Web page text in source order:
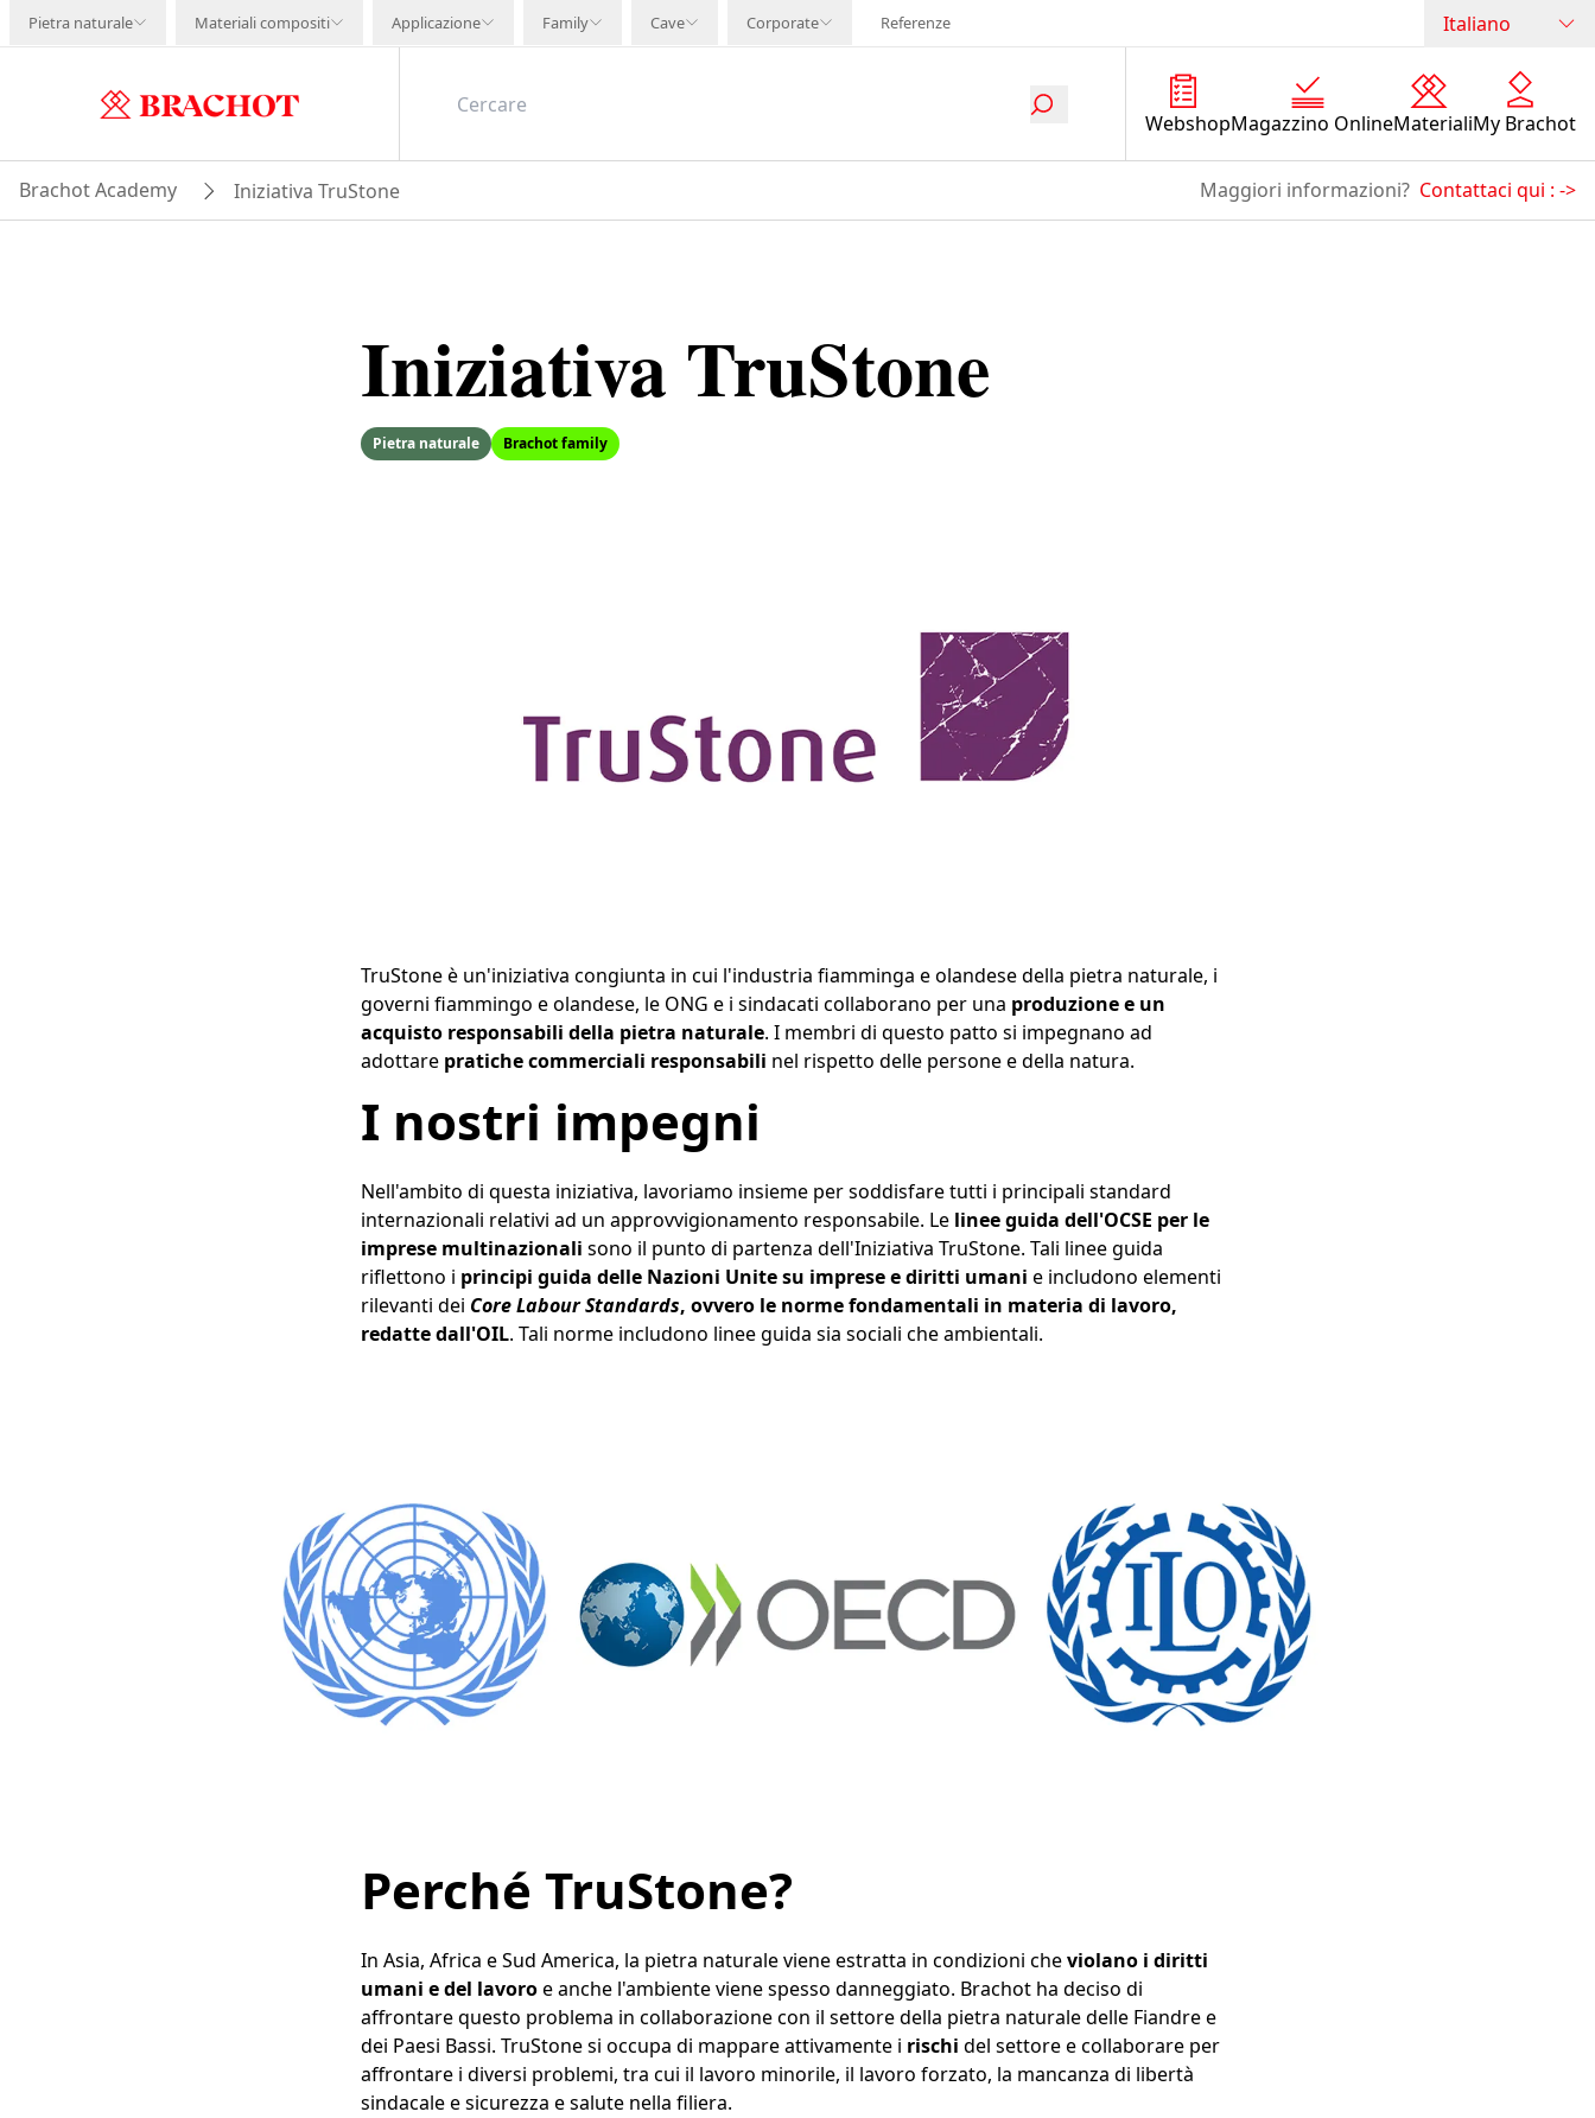
Pietra naturale Materiali compositi Applicazione Family Cave Corporate Referenze Italiano
WebshopMagazzino OnlineMaterialiMy Brachot
Brachot Academy Iniziativa TruStone Maggiori informazioni? Contattaci qui : ->
Iniziativa TruStone
Pietra naturale Brachot family
TruStone è un'iniziativa congiunta in cui l'industria fiamminga e olandese della pietra naturale, i
governi fiammingo e olandese, le ONG e i sindacati collaborano per una produzione e un
acquisto responsabili della pietra naturale. I membri di questo patto si impegnano ad
adottare pratiche commerciali responsabili nel rispetto delle persone e della natura.
I nostri impegni
Nell'ambito di questa iniziativa, lavoriamo insieme per soddisfare tutti i principali standard
internazionali relativi ad un approvvigionamento responsabile. Le linee guida dell'OCSE per le
imprese multinazionali sono il punto di partenza dell'Iniziativa TruStone. Tali linee guida
riflettono i principi guida delle Nazioni Unite su imprese e diritti umani e includono elementi
rilevanti dei Core Labour Standards, ovvero le norme fondamentali in materia di lavoro,
redatte dall'OIL. Tali norme includono linee guida sia sociali che ambientali.
Perché TruStone?
In Asia, Africa e Sud America, la pietra naturale viene estratta in condizioni cheviolano i diritti
umani e del lavoroe anche l'ambiente viene spesso danneggiato. Brachot ha deciso di
affrontare questo problema in collaborazione con il settore della pietra naturale delle Fiandre e
dei Paesi Bassi. TruStone si occupa di mappare attivamente i rischi del settore e collaborare per
affrontare i diversi problemi, tra cui il lavoro minorile, il lavoro forzato, la mancanza di libertà
sindacale e sicurezza e salute nella filiera.